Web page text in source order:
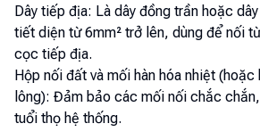
Dây tiếp địa: Là dây đồng trần hoặc
tiết diện từ 6mm² trở lên, dùng để nối
cọc tiếp địa.
Hộp nối đất và mối hàn hóa nhiệt (hoặc
lông): Đảm bảo các mối nối chắc
tuổi thọ hệ thống.